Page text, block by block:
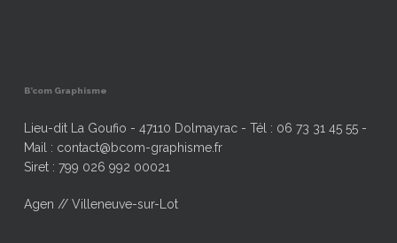
B’com Graphisme
Lieu-dit La Goufio - 47110 Dolmayrac - Tél : 06 73 31 45 55 -
Mail : contact@bcom-graphisme.fr
Siret : 799 026 992 00021
Agen // Villeneuve-sur-Lot